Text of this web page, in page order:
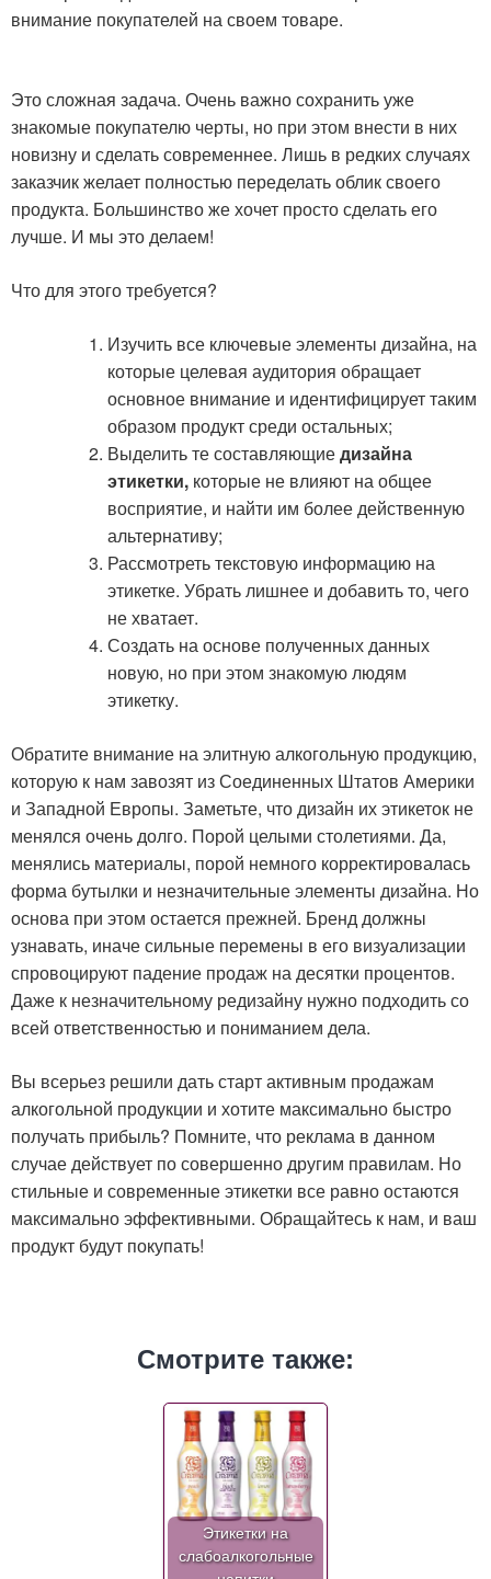
внимание покупателей на своем товаре.
Это сложная задача. Очень важно сохранить уже
знакомые покупателю черты, но при этом внести в них
новизну и сделать современнее. Лишь в редких случаях
заказчик желает полностью переделать облик своего
продукта. Большинство же хочет просто сделать его
лучше. И мы это делаем!
Что для этого требуется?
Изучить все ключевые элементы дизайна, на
которые целевая аудитория обращает
основное внимание и идентифицирует таким
образом продукт среди остальных;
Выделить те составляющиедизайна
этикетки, которые не влияют на общее
восприятие, и найти им более действенную
альтернативу;
Рассмотреть текстовую информацию на
этикетке. Убрать лишнее и добавить то, чего
не хватает.
Создать на основе полученных данных
новую, но при этом знакомую людям
этикетку.
Обратите внимание на элитную алкогольную продукцию,
которую к нам завозят из Соединенных Штатов Америки
и Западной Европы. Заметьте, что дизайн их этикеток не
менялся очень долго. Порой целыми столетиями. Да,
менялись материалы, порой немного корректировалась
форма бутылки и незначительные элементы дизайна. Но
основа при этом остается прежней. Бренд должны
узнавать, иначе сильные перемены в его визуализации
спровоцируют падение продаж на десятки процентов.
Даже к незначительному редизайну нужно подходить со
всей ответственностью и пониманием дела.
Вы всерьез решили дать старт активным продажам
алкогольной продукции и хотите максимально быстро
получать прибыль? Помните, что реклама в данном
случае действует по совершенно другим правилам. Но
стильные и современные этикетки все равно остаются
максимально эффективными. Обращайтесь к нам, и ваш
продукт будут покупать!
Смотрите также:
Этикетки на
слабоалкогольные